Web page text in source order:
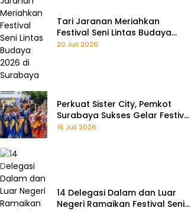
Tari Jaranan Meriahkan
Festival Seni Lintas Budaya
2026 di Surabaya
20 Juli 2026
Perkuat Sister City, Pemkot
Surabaya Sukses Gelar Festival
Remo Yosakoi 2026
16 Juli 2026
14 Delegasi Dalam dan Luar
Negeri Ramaikan Festival Seni